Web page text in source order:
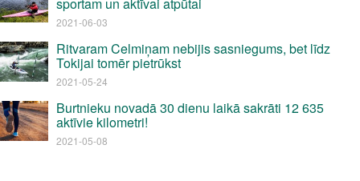
2021-06-03
Ritvaram Celmiņam nebijis sasniegums, bet līdz
Tokijai tomēr pietrūkst
2021-05-24
Burtnieku novadā 30 dienu laikā sakrāti 12 635
aktīvie kilometri!
2021-05-08